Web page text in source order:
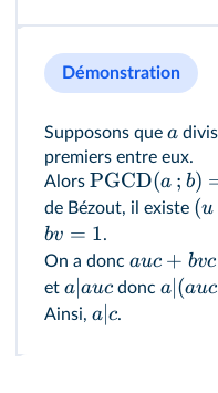
Démonstration
Supposons que a
premiers entre eux.
Alors PGCD(a ; b)
de Bézout, il existe (u
bv = 1.
On a donc auc + bvc
et a auc donc a (auc
Ainsi, a c.